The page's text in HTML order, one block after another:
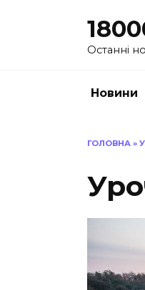
Останні
Новини
ГОЛОВНА »